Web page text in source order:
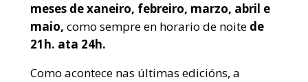
meses de xaneiro, febreiro, marzo, abril e
maio, como sempre en horario de noite de
21h. ata 24h.
Como acontece nas últimas edicións, a